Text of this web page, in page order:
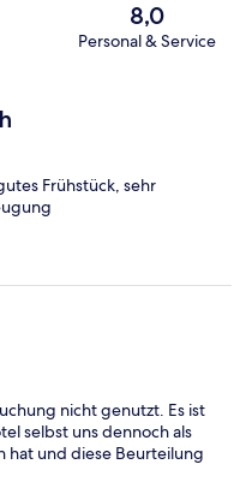
8,0
Personal & Service
Frühstück, sehr
nicht genutzt. Es ist
selbst uns dennoch als
hat und diese Beurteilung